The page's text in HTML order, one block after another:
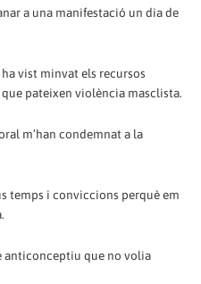
a una manifestació un dia de
vist minvat els recursos
pateixen violència masclista.
m’han condemnat a la
temps i conviccions perquè em
anticonceptiu que no volia